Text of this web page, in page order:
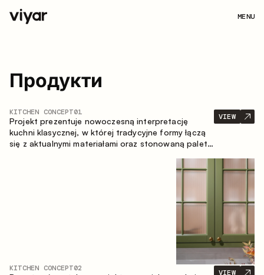
MENU
Продукти
KITCHEN CONCEPT01
Projekt prezentuje nowoczesną interpretację
kuchni klasycznej, w której tradycyjne formy łączą
się z aktualnymi materiałami oraz stonowaną paletą
kompozycja zabudowy tworzy komfortową i
VIEW
KITCHEN CONCEPT02 VIEW